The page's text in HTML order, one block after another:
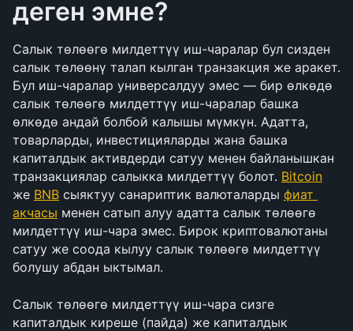
деген эмне?
Салык төлөөгө милдеттүү иш-чаралар бул сизден
салык төлөөнү талап кылган транзакция же аракет.
Бул иш-чаралар универсалдуу эмес — бир өлкөдө
салык төлөөгө милдеттүү иш-чаралар башка
өлкөдө андай болбой калышы мүмкүн. Адатта,
товарларды, инвестицияларды жана башка
капиталдык активдерди сатуу менен байланышкан
транзакциялар салыкка милдеттүү болот. Bitcoin
же BNB сыяктуу санариптик валюталарды фиат
акчасы менен сатып алуу адатта салык төлөөгө
милдеттүү иш-чара эмес. Бирок криптовалютаны
сатуу же соода кылуу салык төлөөгө милдеттүү
болушу абдан ыктымал.
Салык төлөөгө милдеттүү иш-чара сизге
капиталдык киреше (пайда) же капиталдык